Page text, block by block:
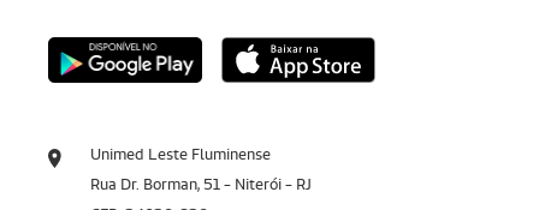
Unimed Leste Fluminense
Rua Dr. Borman, 51 - Niterói - RJ